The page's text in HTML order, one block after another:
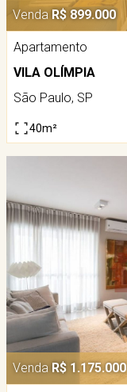
Venda R$ 899.000
Apartamento
VILA OLÍMPIA
São Paulo, SP
40m²
Venda R$ 1.175.000